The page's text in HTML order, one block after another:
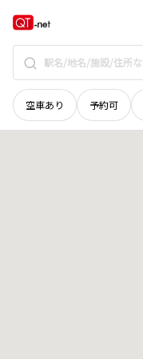
空車あり 予約可
山梨県